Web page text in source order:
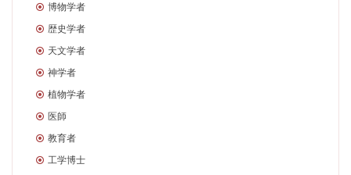
博物学者
歴史学者
天文学者
神学者
植物学者
医師
教育者
工学博士